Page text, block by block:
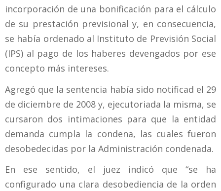
incorporación de una bonificación para el cálculo
de su prestación previsional y, en consecuencia,
se había ordenado al Instituto de Previsión Social
(IPS) al pago de los haberes devengados por ese
concepto más intereses.
Agregó que la sentencia había sido notificad el 29
de diciembre de 2008 y, ejecutoriada la misma, se
cursaron dos intimaciones para que la entidad
demanda cumpla la condena, las cuales fueron
desobedecidas por la Administración condenada.
En ese sentido, el juez indicó que “se ha
configurado una clara desobediencia de la orden